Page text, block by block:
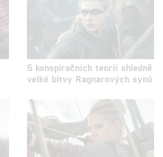
5 konspiračních teorií ohledně
velké bitvy Ragnarových synů